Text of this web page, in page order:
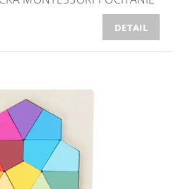
DETAIL